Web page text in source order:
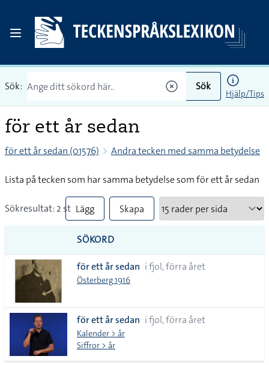
Sök: Sök
Hjälp/Tips
för ett år sedan
för ett år sedan (01576) Andra tecken med samma betydelse
Lista på tecken som har samma betydelse som för ett år sedan
Sökresultat: 2 st Lägg
till
alla i
lista
Skapa
SÖKORD
för ett år sedan i fjol, förra året
Österberg 1916
för ett år sedan i fjol, förra året
Kalender > år
Siffror > år